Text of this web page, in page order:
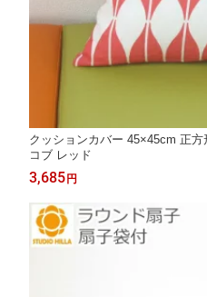
クッションカバー 45×45cm 正
コブ レッド
3,685 円